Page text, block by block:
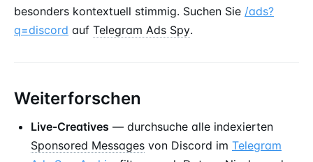
besonders kontextuell stimmig. Suchen Sie /ads?
q=discord auf Telegram Ads Spy.
Weiterforschen
Live-Creatives — durchsuche alle indexierten
Sponsored Messages von Discord im Telegram